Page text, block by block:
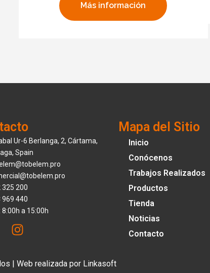
Más información
Ur-6 Berlanga, 2, Cártama,
Spain
325 200
969 440
8:00h a 15:00h
I
n
t
Mapa del Sitio
Inicio
Conócenos
Trabajos Realizados
Productos
Tienda
Noticias
Contacto
| Web realizada por Linkasoft